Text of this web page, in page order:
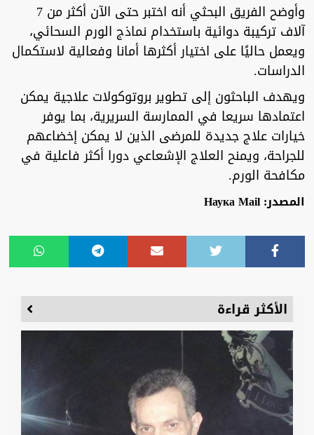
وأوضح الفريق البحثي أنه اختبر حتى الآن أكثر من 7
آلاف تركيبة دوائية باستخدام نماذج الورم السحائي،
ويعمل حاليًا على اختيار أكثرها أمانا وفعالية لاستكمال
الدراسات.
ويهدف الباحثون إلى تطوير بروتوكولات علاجية يمكن
اعتمادها سريعا في الممارسة السريرية، بما يوفر
خيارات علاج جديدة للمرضى الذين لا يمكن إخضاعهم
للجراحة، ويمنح العلاج الإشعاعي دورا أكثر فاعلية في
مكافحة الورم.
المصدر: Наука Mail
الأكثر قراءة